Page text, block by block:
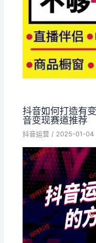
抖音如何打造有
音变现赛道推荐
抖音运营 / 2025-01-04